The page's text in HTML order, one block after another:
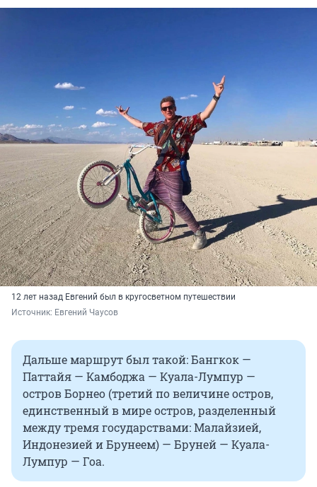
12 лет назад Евгений был в кругосветном путешествии
Источник: Евгений Чаусов
Дальше маршрут был такой: Бангкок —
Паттайя — Камбоджа — Куала-Лумпур —
остров Борнео (третий по величине остров,
единственный в мире остров, разделенный
между тремя государствами: Малайзией,
Индонезией и Брунеем) — Бруней — Куала-
Лумпур — Гоа.